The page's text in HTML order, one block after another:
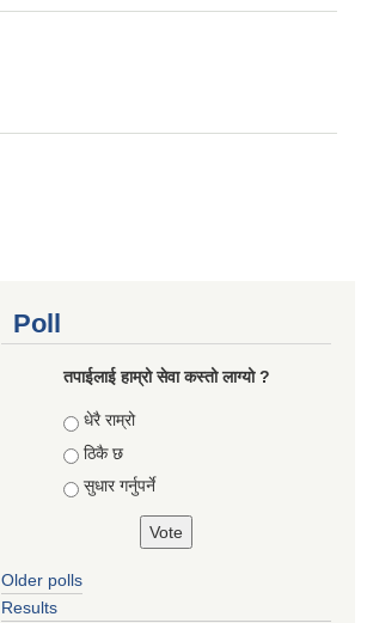
Poll
तपाईलाई हाम्रो सेवा कस्तो लाग्यो ?
Choices
धेरै राम्रो
ठिकै छ
सुधार गर्नुपर्ने
Older polls
Results